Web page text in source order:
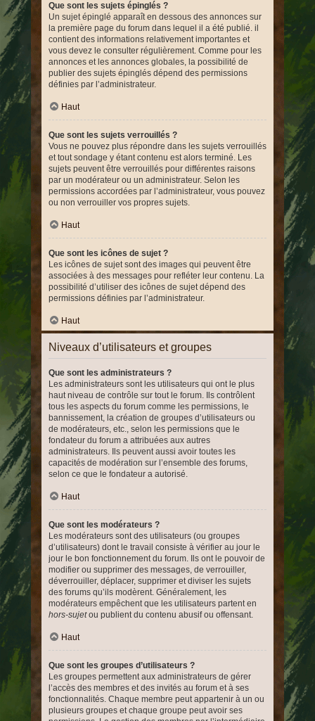
Que sont les sujets épinglés ?
Un sujet épinglé apparaît en dessous des annonces sur
la première page du forum dans lequel il a été publié. il
contient des informations relativement importantes et
vous devez le consulter régulièrement. Comme pour les
annonces et les annonces globales, la possibilité de
publier des sujets épinglés dépend des permissions
définies par l’administrateur.
Haut
Que sont les sujets verrouillés ?
Vous ne pouvez plus répondre dans les sujets verrouillés
et tout sondage y étant contenu est alors terminé. Les
sujets peuvent être verrouillés pour différentes raisons
par un modérateur ou un administrateur. Selon les
permissions accordées par l’administrateur, vous pouvez
ou non verrouiller vos propres sujets.
Haut
Que sont les icônes de sujet ?
Les icônes de sujet sont des images qui peuvent être
associées à des messages pour refléter leur contenu. La
possibilité d’utiliser des icônes de sujet dépend des
permissions définies par l’administrateur.
Haut
Niveaux d’utilisateurs et groupes
Que sont les administrateurs ?
Les administrateurs sont les utilisateurs qui ont le plus
haut niveau de contrôle sur tout le forum. Ils contrôlent
tous les aspects du forum comme les permissions, le
bannissement, la création de groupes d’utilisateurs ou
de modérateurs, etc., selon les permissions que le
fondateur du forum a attribuées aux autres
administrateurs. Ils peuvent aussi avoir toutes les
capacités de modération sur l’ensemble des forums,
selon ce que le fondateur a autorisé.
Haut
Que sont les modérateurs ?
Les modérateurs sont des utilisateurs (ou groupes
d’utilisateurs) dont le travail consiste à vérifier au jour le
jour le bon fonctionnement du forum. Ils ont le pouvoir de
modifier ou supprimer des messages, de verrouiller,
déverrouiller, déplacer, supprimer et diviser les sujets
des forums qu’ils modèrent. Généralement, les
modérateurs empêchent que les utilisateurs partent en
hors-sujetou publient du contenu abusif ou offensant.
Haut
Que sont les groupes d’utilisateurs ?
Les groupes permettent aux administrateurs de gérer
l’accès des membres et des invités au forum et à ses
fonctionnalités. Chaque membre peut appartenir à un ou
plusieurs groupes et chaque groupe peut avoir ses